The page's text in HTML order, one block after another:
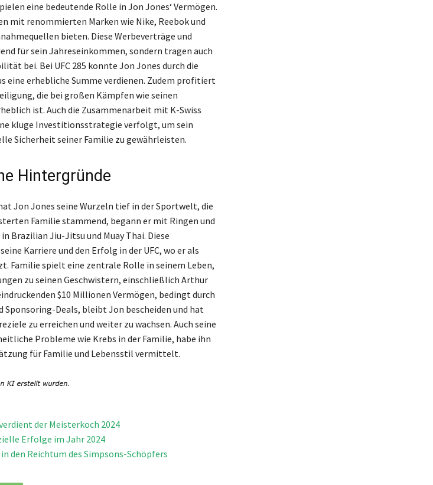
eine bedeutende Rolle in Jon Jones‘ Vermögen.
mit renommierten Marken wie Nike, Reebok und
bieten. Diese Werbeverträge und
für sein Jahreseinkommen, sondern tragen auch
bei. Bei UFC 285 konnte Jon Jones durch die
eine erhebliche Summe verdienen. Zudem profitiert
die bei großen Kämpfen wie seinen
ist. Auch die Zusammenarbeit mit K-Swiss
kluge Investitionsstrategie verfolgt, um sein
Sicherheit seiner Familie zu gewährleisten.
Hintergründe
Jon Jones seine Wurzeln tief in der Sportwelt, die
Familie stammend, begann er mit Ringen und
Brazilian Jiu-Jitsu und Muay Thai. Diese
Karriere und den Erfolg in der UFC, wo er als
Familie spielt eine zentrale Rolle in seinem Leben,
zu seinen Geschwistern, einschließlich Arthur
$10 Millionen Vermögen, bedingt durch
Deals, bleibt Jon bescheiden und hat
zu erreichen und weiter zu wachsen. Auch seine
Probleme wie Krebs in der Familie, habe ihn
für Familie und Lebensstil vermittelt.
der Meisterkoch 2024
Erfolge im Jahr 2024
den Reichtum des Simpsons-Schöpfers